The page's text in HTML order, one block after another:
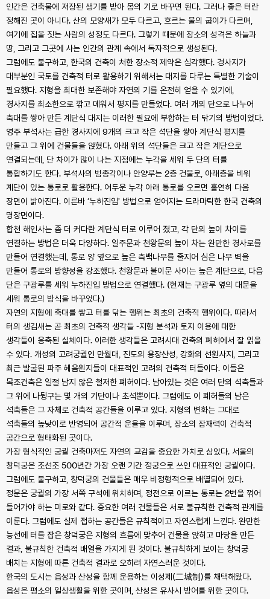
인간은 건축물에 저장된 생기를 받아 몸의 기로 바꾸면 된다. 그러나 좋은 터란
정해진 곳이 아니다. 산의 모양새가 모두 다르고, 흐르는 물의 굽이가 다르며,
여기에 집을 짓는 사람의 성정도 다르다. 그렇기 때문에 장소의 성격은 하늘과
땅, 그리고 그곳에 사는 인간의 관계 속에서 독자적으로 생성된다.
그럼에도 불구하고, 한국의 건축이 처한 장소적 제약은 심각했다. 경사지가
대부분인 국토를 건축적 터로 활용하기 위해서는 대지를 다루는 특별한 기술이
필요했다. 지형을 최대한 보존해야 자연의 기를 온전히 얻을 수 있기에,
경사지를 최소한으로 깎고 메워서 평지를 만들었다. 여러 개의 단으로 나누어
축대를 쌓아 만든 계단식 대지는 이러한 필요에 부합하는 터 닦기의 방법이었다.
영주 부석사는 급한 경사지에 9개의 크고 작은 석단을 쌓아 계단식 평지를
만들고 그 위에 건물들을 앉혔다. 아래 위의 석단들은 크고 작은 계단으로
연결되는데, 단 차이가 많이 나는 지점에는 누각을 세워 두 단의 터를
통합하기도 한다. 부석사의 범종각이나 안양루는 2층 건물로, 아래층을 비워
계단이 있는 통로로 활용한다. 어두운 누각 아래 통로를 오르면 홀연히 다음
장면이 밝아진다. 이른바 ‘누하진입’ 방법으로 얻어지는 드라마틱한 한국 건축의
명장면이다.
합천 해인사는 좀 더 커다란 계단식 터로 이루어 졌고, 각 단의 높이 차이를
연결하는 방법은 더욱 다양하다. 일주문과 천왕문의 높이 차는 완만한 경사로를
만들어 연결했는데, 통로 양 옆으로 높은 측백나무를 줄지어 심은 나무 벽을
만들어 통로의 방향성을 강조했다. 천왕문과 불이문 사이는 높은 계단으로, 다음
단은 구광루를 세워 누하진입 방법으로 연결했다. (현재는 구광루 옆의 대문을
세워 통로의 방식을 바꾸었다.)
자연의 지형에 축대를 쌓고 터를 닦는 행위는 최초의 건축적 행위이다. 따라서
터의 생김새는 곧 최초의 건축적 생각들 -지형 분석과 토지 이용에 대한
생각들이 응축된 실체이다. 이러한 생각들은 고려시대 건축의 폐허에서 잘 읽을
수 있다. 개성의 고려궁궐인 만월대, 진도의 용장산성, 강화의 선원사지, 그리고
최근 발굴된 파주 혜음원지들이 대표적인 고려의 건축적 터들이다. 이들은
목조건축은 일절 남지 않은 철저한 폐허이다. 남아있는 것은 여러 단의 석축들과
그 위에 나뒹구는 몇 개의 기단이나 초석뿐이다. 그럼에도 이 폐허들의 남은
석축들은 그 자체로 건축적 공간들을 이루고 있다. 지형의 변화는 그대로
석축들의 높낮이로 반영되어 공간적 운율을 이루며, 장소의 잠재력이 건축적
공간으로 형태화된 곳이다.
가장 형식적인 궁궐 건축마저도 자연의 교감을 중요한 가치로 삼았다. 서울의
창덕궁은 조선조 500년간 가장 오랜 기간 정궁으로 쓰인 대표적인 궁궐이다.
그럼에도 불구하고, 창덕궁의 건물들은 매우 비정형적으로 배열되어 있다.
정문은 궁궐의 가장 서쪽 구석에 위치하며, 정전으로 이르는 통로는 2번을 꺾어
들어가야 하는 미로와 같다. 중요한 여러 건물들은 서로 불규칙한 건축적 관계를
이룬다. 그럼에도 실제 접하는 공간들은 규칙적이고 자연스럽게 느낀다. 완만한
능선에 터를 잡은 창덕궁은 지형의 흐름에 맞추어 건물을 앉히고 마당을 만든
결과, 불규칙한 건축적 배열을 가지게 된 것이다. 불규칙하게 보이는 창덕궁
배치는 지형에 따른 건축적 결과로 오히려 자연스러운 것이다.
한국의 도시는 읍성과 산성을 함께 운용하는 이성제(二城制)를 채택해왔다.
읍성은 평소의 일상생활을 위한 곳이며, 산성은 유사시 방어를 위한 곳이다.